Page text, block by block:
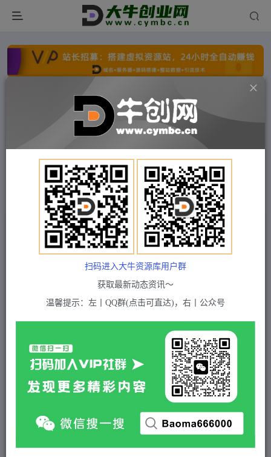
点击开通分站+ 每日收入300+
文字广告火爆招租 文字广告火爆招租
文字广告火爆招租
文字广告火爆招租 文字广告火爆招租
付费项目 冒泡网 正文
外面收费388的可运营版时光同款知识付费发卡网
程序搭建【全套源码+搭建教程】
5 积分
黄金会员 2 超级会员(永久VIP) 免费
站长QQ：1970819299
付费资源
扫码进入大牛资源库用户群
获取最新动态资讯～
温馨提示：左丨QQ群(点击可直达)，右丨公众号